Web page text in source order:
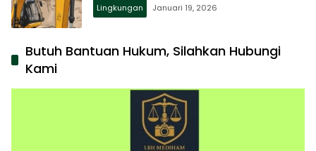
Lingkungan Januari 19, 2026
Butuh Bantuan Hukum, Silahkan Hubungi
Kami